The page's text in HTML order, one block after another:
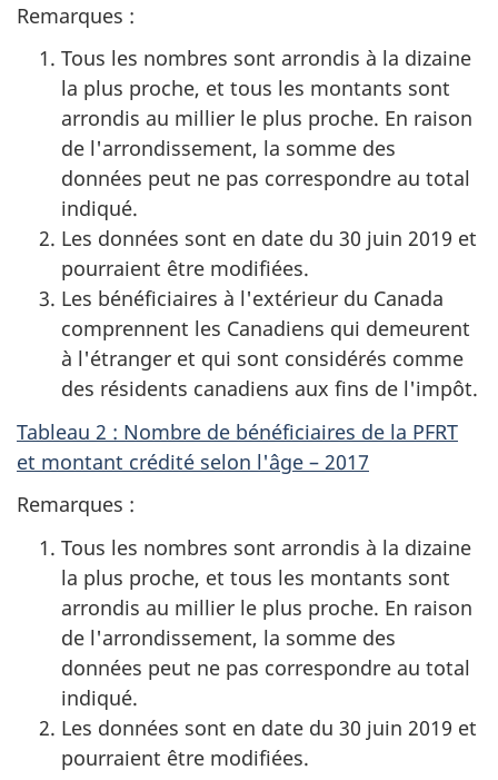
Remarques :
Tous les nombres sont arrondis à la dizaine
la plus proche, et tous les montants sont
arrondis au millier le plus proche. En raison
de l'arrondissement, la somme des
données peut ne pas correspondre au total
indiqué.
Les données sont en date du 30 juin 2019 et
pourraient être modifiées.
Les bénéficiaires à l'extérieur du Canada
comprennent les Canadiens qui demeurent
à l'étranger et qui sont considérés comme
des résidents canadiens aux fins de l'impôt.
Tableau 2 : Nombre de bénéficiaires de la PFRT
et montant crédité selon l'âge – 2017
Remarques :
Tous les nombres sont arrondis à la dizaine
la plus proche, et tous les montants sont
arrondis au millier le plus proche. En raison
de l'arrondissement, la somme des
données peut ne pas correspondre au total
indiqué.
Les données sont en date du 30 juin 2019 et
pourraient être modifiées.